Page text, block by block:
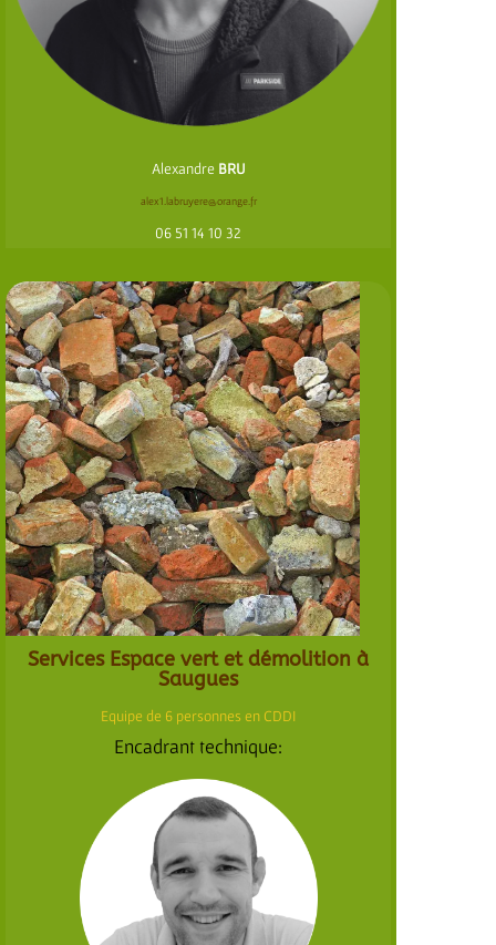
Alexandre BRU
alex1.labruyere@orange.fr
06 51 14 10 32
Services Espace vert et démolition à
Saugues
Equipe de 6 personnes en CDDI
Encadrant technique: